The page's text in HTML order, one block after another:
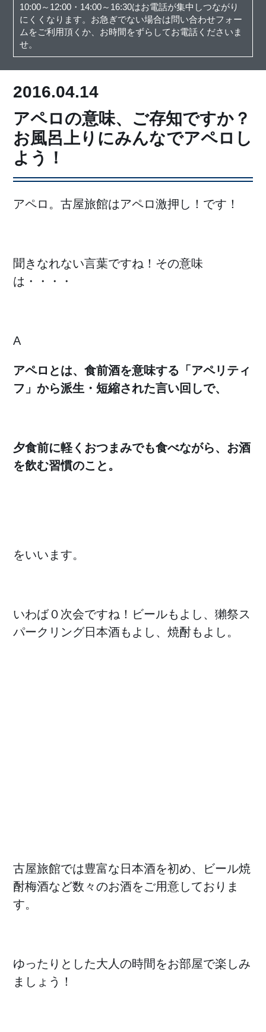
10:00～12:00・14:00～16:30はお電話が集中しつながり
にくくなります。お急ぎでない場合は問い合わせフォー
ムをご利用頂くか、お時間をずらしてお電話くださいま
せ。
2016.04.14
アペロの意味、ご存知ですか？
お風呂上りにみんなでアペロし
よう！
アペロ。古屋旅館はアペロ激押し！です！
聞きなれない言葉ですね！その意味
は・・・・
A
アペロとは、食前酒を意味する「アペリティ
フ」から派生・短縮された言い回しで、
夕食前に軽くおつまみでも食べながら、お酒
を飲む習慣のこと。
をいいます。
いわば０次会ですね！ビールもよし、獺祭ス
パークリング日本酒もよし、焼酎もよし。
古屋旅館では豊富な日本酒を初め、ビール焼
酎梅酒など数々のお酒をご用意しておりま
す。
ゆったりとした大人の時間をお部屋で楽しみ
ましょう！